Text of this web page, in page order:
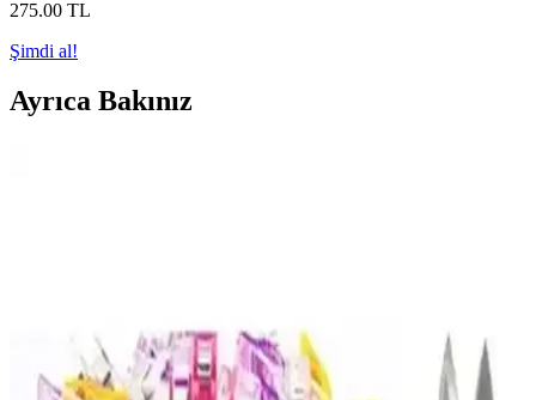
275.00 TL
Şimdi al!
Ayrıca Bakınız
Palmiye Hobi Sanat Kırtasiye Sayılarla Boyama
Setleri Karşılaştırması ve Detaylı İnceleme